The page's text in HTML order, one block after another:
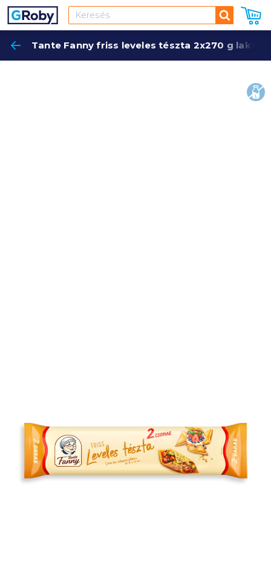
Keresés
Tante Fanny friss leveles tészta 2x270 g